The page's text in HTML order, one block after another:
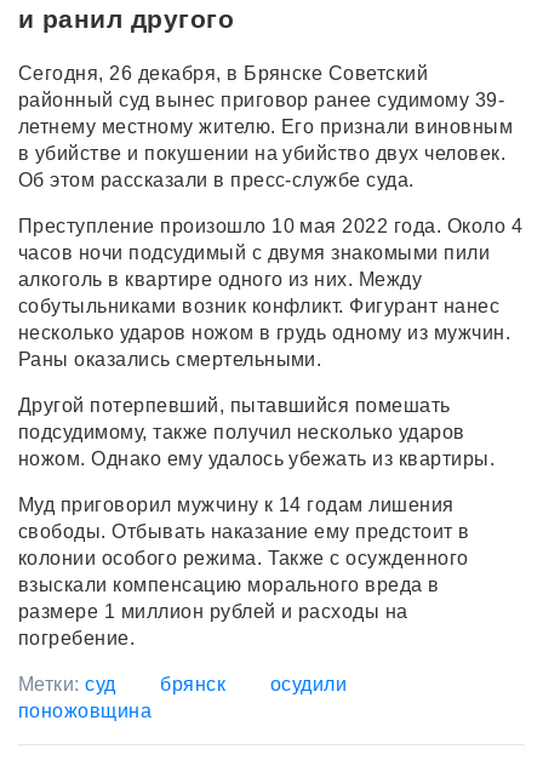
и ранил другого
Сегодня, 26 декабря, в Брянске Советский
районный суд вынес приговор ранее судимому 39-
летнему местному жителю. Его признали виновным
в убийстве и покушении на убийство двух человек.
Об этом рассказали в пресс-службе суда.
Преступление произошло 10 мая 2022 года. Около 4
часов ночи подсудимый с двумя знакомыми пили
алкоголь в квартире одного из них. Между
собутыльниками возник конфликт. Фигурант нанес
несколько ударов ножом в грудь одному из мужчин.
Раны оказались смертельными.
Другой потерпевший, пытавшийся помешать
подсудимому, также получил несколько ударов
ножом. Однако ему удалось убежать из квартиры.
Муд приговорил мужчину к 14 годам лишения
свободы. Отбывать наказание ему предстоит в
колонии особого режима. Также с осужденного
взыскали компенсацию морального вреда в
размере 1 миллион рублей и расходы на
погребение.
Метки:суд брянск
осудили
поножовщина